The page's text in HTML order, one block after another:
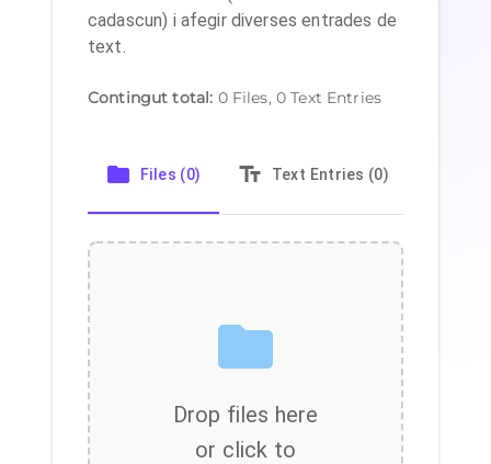
cadascun) i afegir diverses entrades de
text.
Contingut total: 0 Files, 0 Text Entries
Files (0) Text Entries (0)
Drop files here
or click to